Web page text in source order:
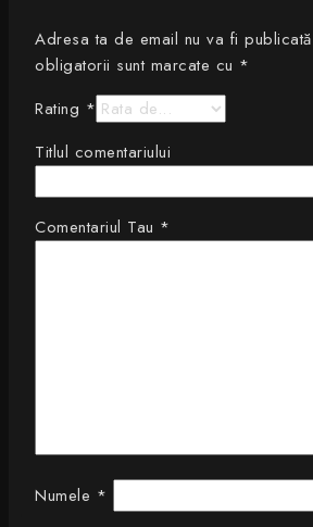
Adresa ta de email nu va fi
obligatorii sunt marcate cu *
Rating *
Titlul comentariului
Comentariul Tau *
Numele *